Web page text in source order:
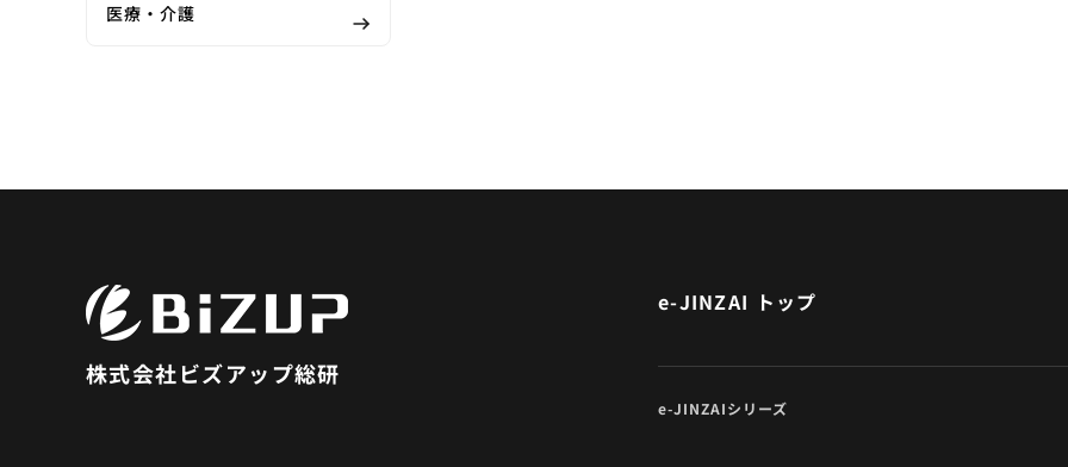
医療・介護
株式会社ビズアップ総研
e-JINZAI トップ
e-JINZAIシリーズ